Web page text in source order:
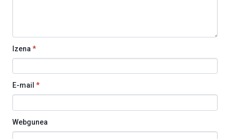
Izena *
E-mail *
Webgunea